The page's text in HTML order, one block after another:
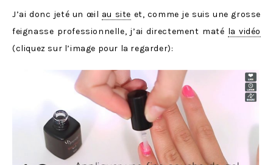
J’ai donc jeté un œil au site et, comme je suis une grosse
feignasse professionnelle, j’ai directement maté la vidéo
(cliquez sur l’image pour la regarder):